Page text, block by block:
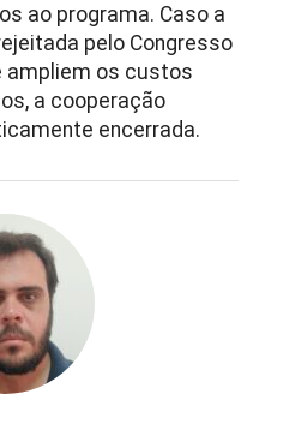
ao programa. Caso a
pelo Congresso
ampliem os custos
a cooperação
encerrada.